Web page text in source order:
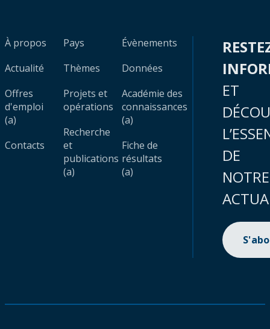
À propos
Actualité
Offres
d'emploi
(a)
Contacts
Pays
Thèmes
Projets et
opérations
Recherche
et
publications
(a)
Évènements
Données
Académie des
connaissances
(a)
Fiche de
résultats
(a)
ET
DE
NOTRE